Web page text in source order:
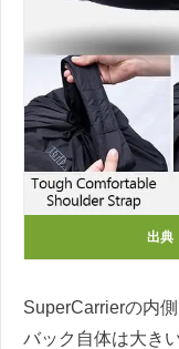
出典
SuperCarrierの内
バック自体は大き